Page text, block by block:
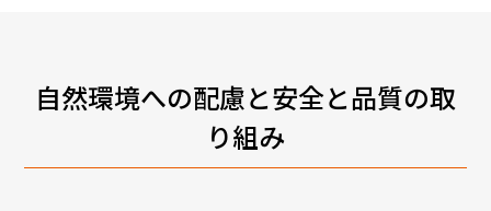
自然環境への配慮と安全と品質の取
り組み